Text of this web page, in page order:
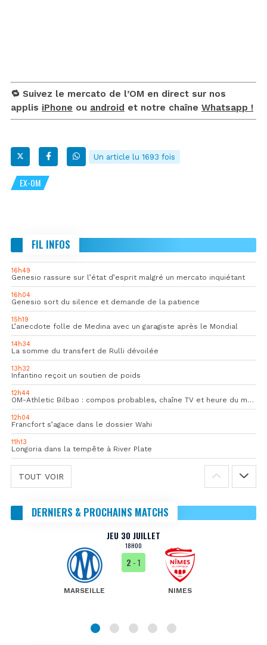
🔁 Suivez le mercato de l’OM en direct sur nos
applis iPhone ou android et notre chaîne Whatsapp !
Un article lu 1693 fois
EX-OM
FIL INFOS
16h49
Genesio rassure sur l’état d’esprit malgré un mercato inquiétant
16h04
Genesio sort du silence et demande de la patience
15h19
L’anecdote folle de Medina avec un garagiste après le Mondial
14h34
La somme du transfert de Rulli dévoilée
13h32
Infantino reçoit un soutien de poids
12h44
OM-Athletic Bilbao : compos probables, chaîne TV et heure du match
12h04
Francfort s’agace dans le dossier Wahi
11h13
Longoria dans la tempête à River Plate
TOUT VOIR
DERNIERS & PROCHAINS MATCHS
JEU 30 JUILLET
18H00
MARSEILLE
2 - 1
NIMES